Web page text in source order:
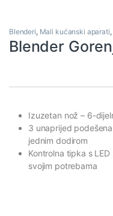
Blenderi, Mali kućanski aparati,
Blender
Izuzetan nož– 6-
3 unaprijed
jednim dodirom
Kontrolna tipka s LED
svojim potrebama